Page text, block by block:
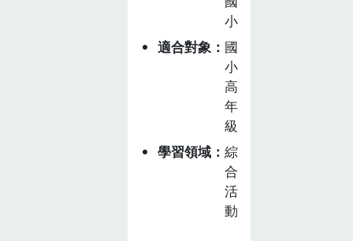
7 節的課程。主
題一「菁山好食
材」引導學生觀
察地瓜盆栽的塊
根生長；主題二
「清江瓜瓜樂」
配合塊根生長狀
況，帶領學生在
校園田園中實際
後，運用收成的
小
適合對象
國
小
高
年
級
學習領域
綜
合
活
動